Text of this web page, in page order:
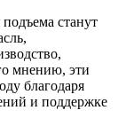
станут
мнению, эти
благодаря
и поддержке